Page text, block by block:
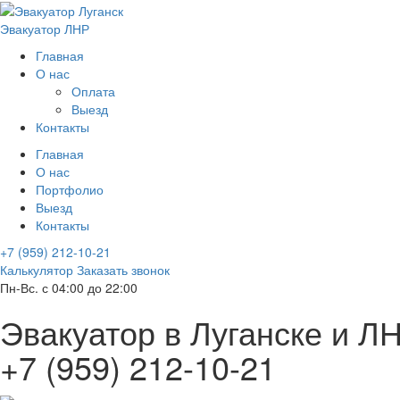
Эвакуатор ЛНР
Главная
О нас
Оплата
Выезд
Контакты
Главная
О нас
Портфолио
Выезд
Контакты
+7 (959) 212-10-21
Калькулятор Заказать звонок
Пн-Вс. с 04:00 до 22:00
Эвакуатор в Луганске и
+7 (959) 212-10-21